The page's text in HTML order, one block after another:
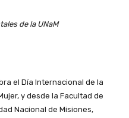
de la UNaM
el Día Internacional de la
y desde la Facultad de
Nacional de Misiones,